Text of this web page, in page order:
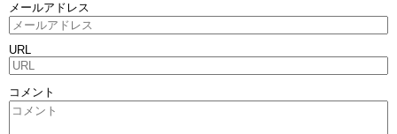
メールアドレス
URL
コメント